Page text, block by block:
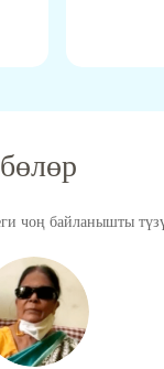
чоң байланышты